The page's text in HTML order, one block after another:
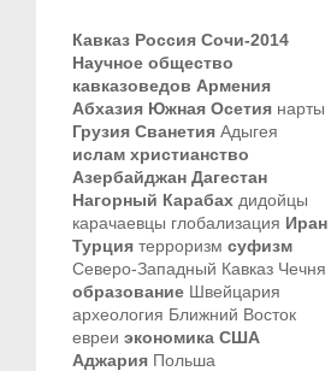
Кавказ Россия Сочи-2014
Научное общество
кавказоведов Армения
Абхазия Южная Осетия нарты
Грузия Сванетия Адыгея
ислам христианство
Азербайджан Дагестан
Нагорный Карабах дидойцы
карачаевцы глобализация Иран
Турция терроризм суфизм
Северо-Западный Кавказ Чечня
образование Швейцария
археология Ближний Восток
евреи экономика США
Аджария Польша